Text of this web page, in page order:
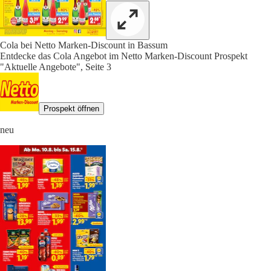
Cola bei Netto Marken-Discount in Bassum
Entdecke das Cola Angebot im Netto Marken-Discount Prospekt
"Aktuelle Angebote", Seite 3
Prospekt öffnen
neu